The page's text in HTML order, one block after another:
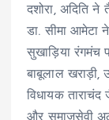
दशोरा, अदिति ने
डा. सीमा आमेटा
सुखाड़िया रंगमंच
बाबूलाल खराड़ी,
विधायक
और समाजसेवी